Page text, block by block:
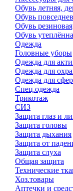
Обувь летняя,
Обувь
Обувь
Обувь
Одежда
Головные уборы
Одежда для
Одежда для
Одежда для
Спец.одежда
Трикотаж
СИЗ
Защита глаз и
Защита головы
Защита дыхания
Защита от
Защита слуха
Общая защита
Технические
Хоз.товары
Аптечки и